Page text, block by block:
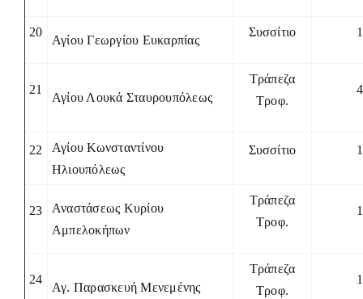
20
Αγίου Γεωργίου Ευκαρπίας
Συσσίτιο
21
Αγίου Λουκά Σταυρουπόλεως
Τράπεζα
Τροφ.
22
Αγίου Κωνσταντίνου
Ηλιουπόλεως
Συσσίτιο
23
Αναστάσεως Κυρίου
Αμπελοκήπων
Τράπεζα
Τροφ.
24
Αγ. Παρασκευή Μενεμένης
Τράπεζα
Τροφ.